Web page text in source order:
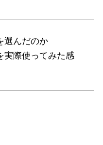
選んだのか
実際使ってみた感